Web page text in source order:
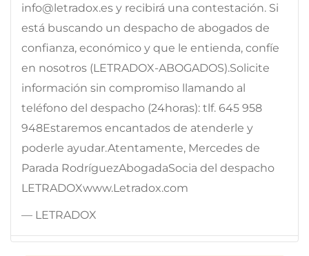
info@letradox.es y recibirá una contestación. Si
está buscando un despacho de abogados de
confianza, económico y que le entienda, confíe
en nosotros (LETRADOX-ABOGADOS).Solicite
información sin compromiso llamando al
teléfono del despacho (24horas): tlf. 645 958
948Estaremos encantados de atenderle y
poderle ayudar.Atentamente, Mercedes de
Parada RodríguezAbogadaSocia del despacho
LETRADOXwww.Letradox.com
— LETRADOX